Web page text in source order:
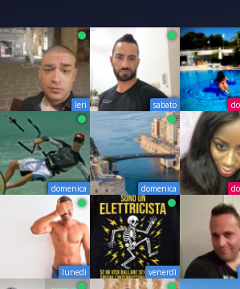
Ieri sabato
domenica domenica
lunedì venerdì